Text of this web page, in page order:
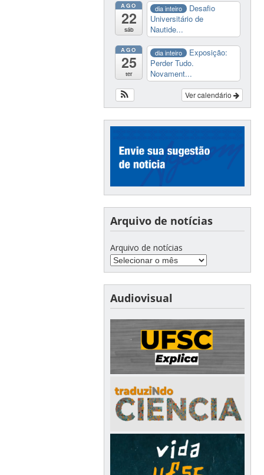
AGO
22
sáb
dia inteiro
Desafio
Universitário de
Nautide...
AGO
25
ter
dia inteiro
Exposição:
Perder Tudo.
Novament...
Ver calendário
Arquivo de notícias
Arquivo de notícias
Audiovisual